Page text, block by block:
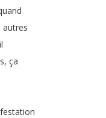
autres
, ça